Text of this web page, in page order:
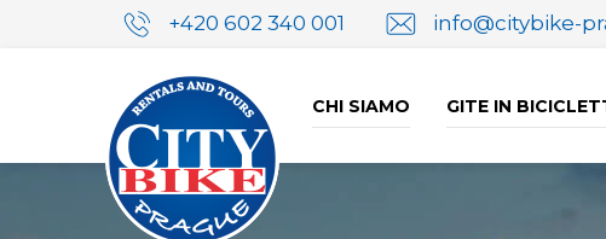
+420 602 340 001 info@citybike-
CHI SIAMO GITE IN